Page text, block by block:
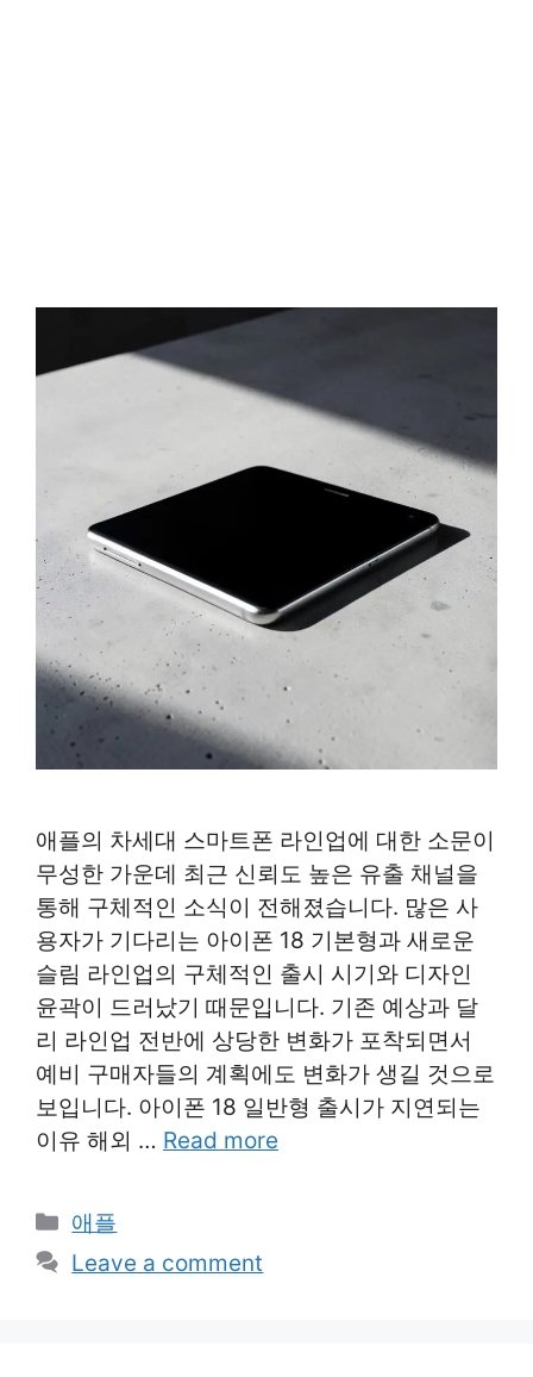
애플의 차세대 스마트폰 라인업에 대한 소문이
무성한 가운데 최근 신뢰도 높은 유출 채널을
통해 구체적인 소식이 전해졌습니다. 많은 사
용자가 기다리는 아이폰 18 기본형과 새로운
슬림 라인업의 구체적인 출시 시기와 디자인
윤곽이 드러났기 때문입니다. 기존 예상과 달
리 라인업 전반에 상당한 변화가 포착되면서
예비 구매자들의 계획에도 변화가 생길 것으로
보입니다. 아이폰 18 일반형 출시가 지연되는
이유 해외 … Read more
Categories
애플
Leave a comment